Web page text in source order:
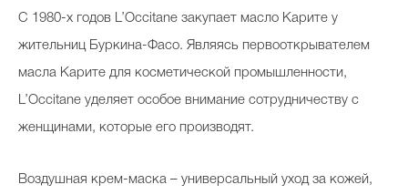
С 1980-х годов L’Occitane закупает масло Карите у
жительниц Буркина-Фасо. Являясь первооткрывателем
масла Карите для косметической промышленности,
L’Occitane уделяет особое внимание сотрудничеству с
женщинами, которые его производят.
Воздушная крем-маска – универсальный уход за кожей,